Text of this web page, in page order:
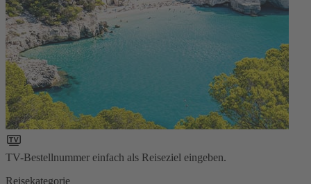
TV-Bestellnummer einfach als Reiseziel eingeben.
Reisekategorie